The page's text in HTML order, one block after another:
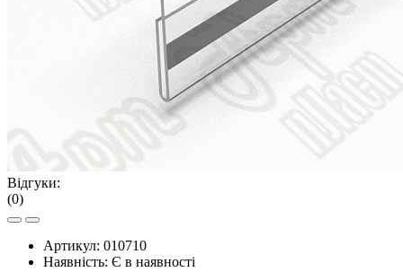
Відгуки:
(0)
Артикул: 010710
Наявність: Є в наявності